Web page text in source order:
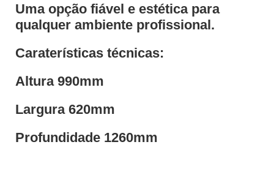
Uma opção fiável e estética para
qualquer ambiente profissional.
Caraterísticas técnicas:
Altura 990mm
Largura 620mm
Profundidade 1260mm